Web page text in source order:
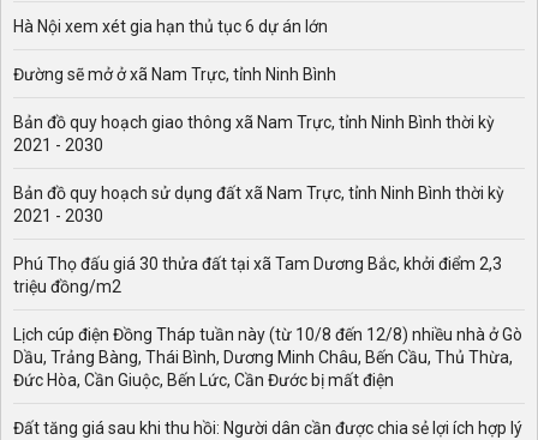
Hà Nội xem xét gia hạn thủ tục 6 dự án lớn
Đường sẽ mở ở xã Nam Trực, tỉnh Ninh Bình
Bản đồ quy hoạch giao thông xã Nam Trực, tỉnh Ninh Bình thời kỳ
2021 - 2030
Bản đồ quy hoạch sử dụng đất xã Nam Trực, tỉnh Ninh Bình thời kỳ
2021 - 2030
Phú Thọ đấu giá 30 thửa đất tại xã Tam Dương Bắc, khởi điểm 2,3
triệu đồng/m2
Lịch cúp điện Đồng Tháp tuần này (từ 10/8 đến 12/8) nhiều nhà ở Gò
Dầu, Trảng Bàng, Thái Bình, Dương Minh Châu, Bến Cầu, Thủ Thừa,
Đức Hòa, Cần Giuộc, Bến Lức, Cần Đước bị mất điện
Đất tăng giá sau khi thu hồi: Người dân cần được chia sẻ lợi ích hợp lý